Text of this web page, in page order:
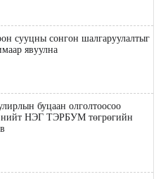
сууцны сонгон шалгаруулалтыг
явуулна
буцаан олголтоосоо
нийт НЭГ ТЭРБУМ төгрөгийн